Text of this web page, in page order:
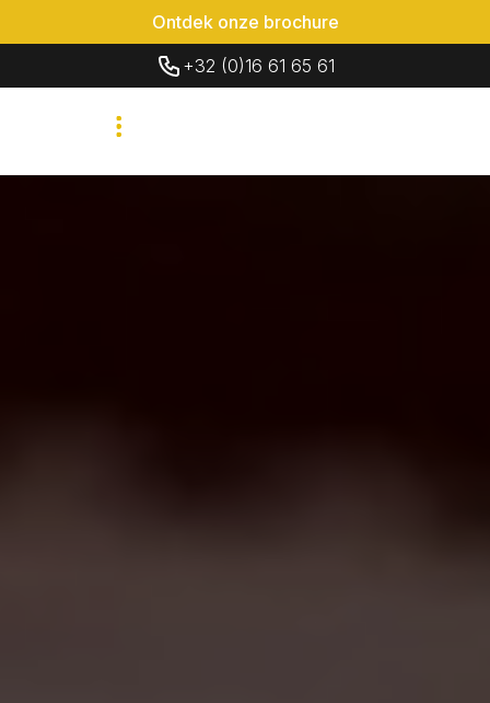
Ontdek onze brochure
+32 (0)16 61 65 61